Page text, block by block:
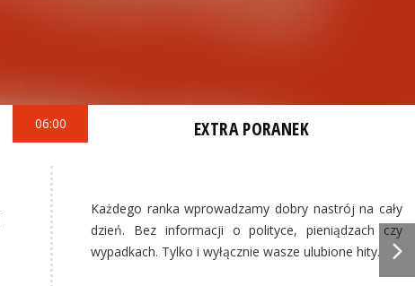
06:00 EXTRA PORANEK
Każdego ranka wprowadzamy dobry nastrój na cały
dzień. Bez informacji o polityce, pieniądzach czy
wypadkach. Tylko i wyłącznie wasze ulubione hity.